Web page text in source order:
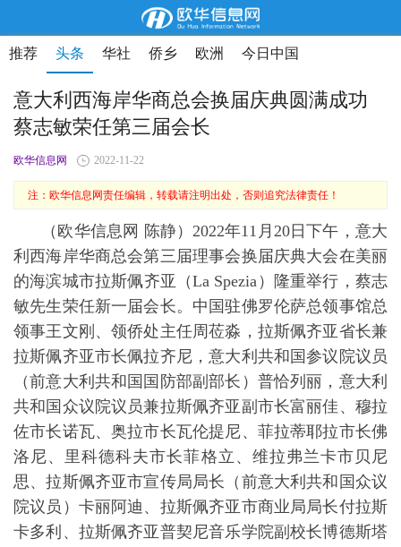
推荐 头条 华社 侨乡 欧洲 今日中国
意大利西海岸华商总会换届庆典圆满成功
蔡志敏荣任第三届会长
欧华信息网 2022-11-22
注：欧华信息网责任编辑，转载请注明出处，否则追究法律责任！
（欧华信息网 陈静）2022年11月20日下午，意⼤
利⻄海岸华商总会第三届理事会换届庆典大会在美丽
的海滨城市拉斯佩齐亚（La Spezia）隆重举行，蔡志
敏先生荣任新一届会长。中国驻佛罗伦萨总领事馆总
领事王文刚、领侨处主任周莅淼，拉斯佩齐亚省长兼
拉斯佩齐亚市长佩拉齐尼，意大利共和国参议院议员
（前意大利共和国国防部副部长）普恰列丽，意大利
共和国众议院议员兼拉斯佩齐亚副市长富丽佳、穆拉
佐市长诺瓦、奥拉市长瓦伦提尼、菲拉蒂耶拉市长佛
洛尼、里科德科夫市长菲格立、维拉弗兰卡市贝尼
思、拉斯佩齐亚市宣传局局长（前意大利共和国众议
院议员）卡丽阿迪、拉斯佩齐亚市商业局局长付拉斯
卡多利、拉斯佩齐亚普契尼音乐学院副校长博德斯塔